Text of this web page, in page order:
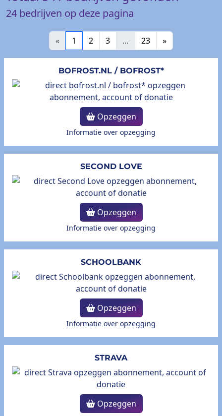
24 bedrijven op deze pagina
« 1 2 3 … 23 »
BOFROST.NL / BOFROST*
Opzeggen
Informatie over opzegging
SECOND LOVE
Opzeggen
Informatie over opzegging
SCHOOLBANK
Opzeggen
Informatie over opzegging
STRAVA
Opzeggen